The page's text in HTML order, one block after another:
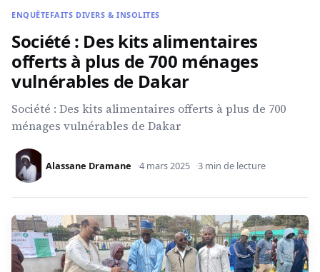
ENQUÊTEFAITS DIVERS & INSOLITES
Société : Des kits alimentaires
offerts à plus de 700 ménages
vulnérables de Dakar
Société : Des kits alimentaires offerts à plus de 700
ménages vulnérables de Dakar
Alassane Dramane 4 mars 2025 3 min de lecture